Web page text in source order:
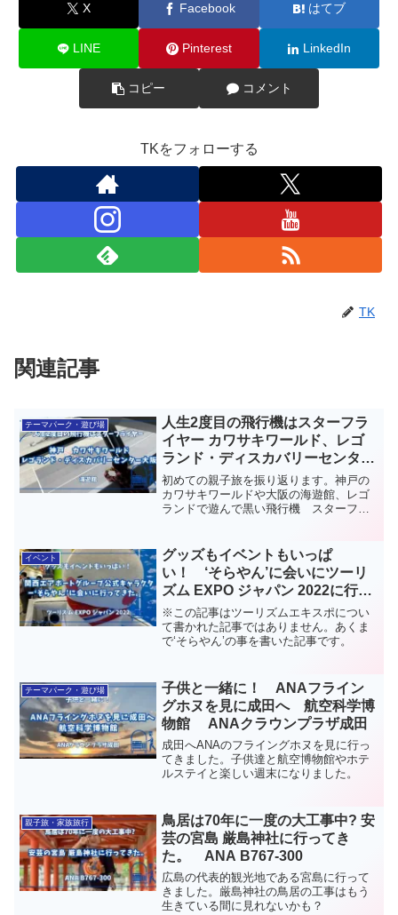
X Facebook はてブ
LINE Pinterest LinkedIn
コピー コメント
TKをフォローする
TK
関連記事
テーマパーク・遊び場
人生2度目の飛行機はスターフラ
イヤー カワサキワールド、レゴ
ランド・ディスカバリーセンター
大阪
初めての親子旅を振り返ります。神戸の
カワサキワールドや大阪の海遊館、レゴ
ランドで遊んで黒い飛行機 スターフラ
イベント
グッズもイベントもいっぱ
い！ ‘そらやん’に会いにツーリ
ズム EXPO ジャパン 2022に行っ
てきた。 関西エアポートグルー
プ公式キャラクター
※この記事はツーリズムエキスポについ
て書かれた記事ではありません。あくま
で‘そらやん’の事を書いた記事です。
テーマパーク・遊び場
子供と一緒に！ ANAフライン
グホヌを見に成田へ 航空科学博
物館 ANAクラウンプラザ成田
成田へANAのフライングホヌを見に行っ
てきました。子供達と航空博物館やホテ
ルステイと楽しい週末になりました。
親子旅・家族旅行
鳥居は70年に一度の大工事中? 安
芸の宮島 厳島神社に行ってき
た。 ANA B767-300
広島の代表的観光地である宮島に行って
きました。厳島神社の鳥居の工事はもう
生きている間に見れないかも？